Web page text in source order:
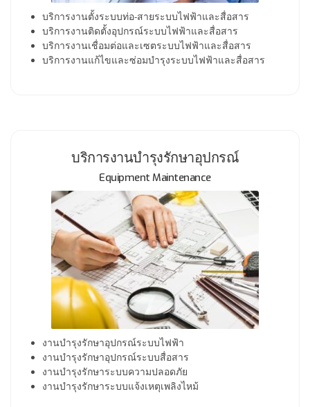
บริการงานตั้งระบบท่อ-สายระบบไฟฟ้าและสื่อสาร
บริการงานติดตั้งอุปกรณ์ระบบไฟฟ้าและสื่อสาร
บริการงานเชื่อมต่อและเซตระบบไฟฟ้าและสื่อสาร
บริการงานแก้ไขและซ่อมบำรุงระบบไฟฟ้าและสื่อสาร
บริการงานบำรุงรักษาอุปกรณ์
Equipment Maintenance
งานบำรุงรักษาอุปกรณ์ระบบไฟฟ้า
งานบำรุงรักษาอุปกรณ์ระบบสื่อสาร
งานบำรุงรักษาระบบความปลอดภัย
งานบำรุงรักษาระบบแจ้งเหตุเพลิงไหม้